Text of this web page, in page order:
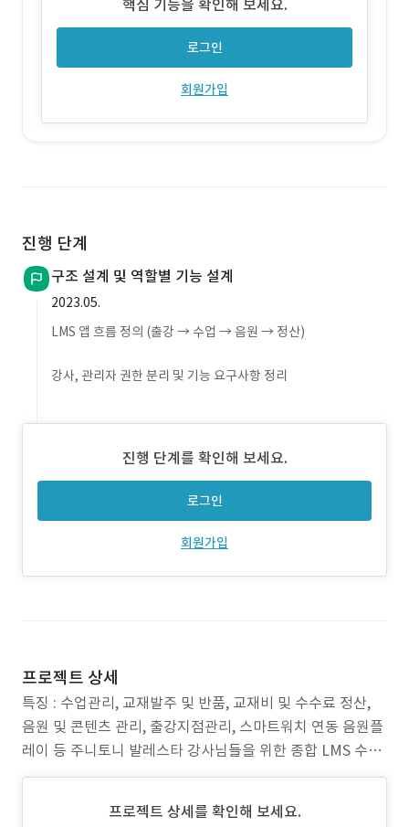
핵심 기능을 확인해 보세요.
로그인
회원가입
진행 단계
구조 설계 및 역할별 기능 설계
2023.05.
LMS 앱 흐름 정의 (출강 → 수업 → 음원 → 정산)
강사, 관리자 권한 분리 및 기능 요구사항 정리
진행 단계를 확인해 보세요.
로그인
회원가입
프로젝트 상세
특징 : 수업관리, 교재발주 및 반품, 교재비 및 수수료 정산,
음원 및 콘텐츠 관리, 출강지점관리, 스마트워치 연동 음원플
레이 등 주니토니 발레스타 강사님들을 위한 종합 LMS 수업
관리 앱 기능설명 : 사용자 앱 - 회원가입 시 학력정보와 수상
그인이 가능합니다. - 홈에서 일주일의 출강 스케쥴을 달력으
프로젝트 상세를 확인해 보세요.